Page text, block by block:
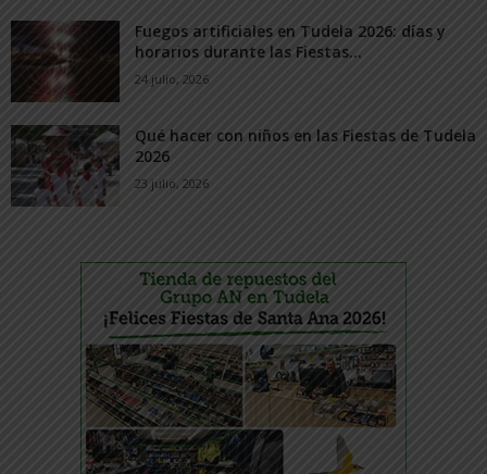
Fuegos artificiales en Tudela 2026: días y
horarios durante las Fiestas...
24 julio, 2026
Qué hacer con niños en las Fiestas de Tudela
2026
23 julio, 2026